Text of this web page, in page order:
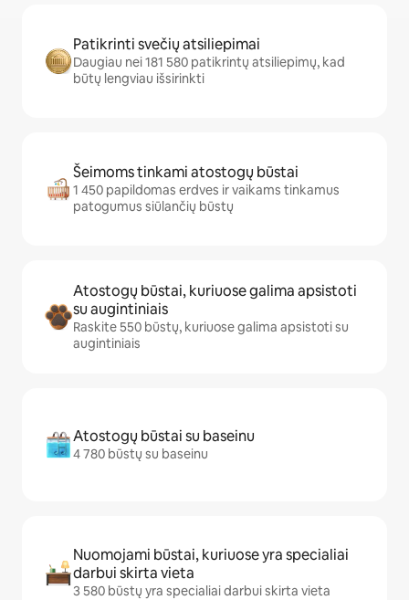
Patikrinti svečių atsiliepimai
Daugiau nei 181 580 patikrintų atsiliepimų, kad
būtų lengviau išsirinkti
Šeimoms tinkami atostogų būstai
1 450 papildomas erdves ir vaikams tinkamus
patogumus siūlančių būstų
Atostogų būstai, kuriuose galima apsistoti
su augintiniais
Raskite 550 būstų, kuriuose galima apsistoti su
augintiniais
Atostogų būstai su baseinu
4 780 būstų su baseinu
Nuomojami būstai, kuriuose yra specialiai
darbui skirta vieta
3 580 būstų yra specialiai darbui skirta vieta